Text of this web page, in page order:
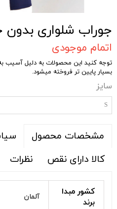
جوراب شلواری بدون
اتمام موجودی
توجه کنید این محصولات به دلیل آسیب
بسیار پایین تر فروخته میشود.
سایز
S
مشخصات محصول
کالا دارای نقص
نظرات
کشور مبدا
برند
آلمان